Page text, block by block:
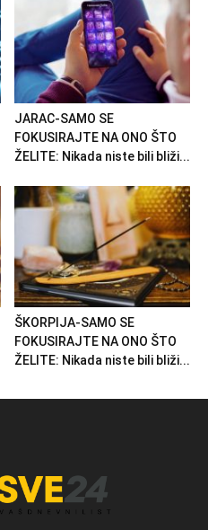
JARAC-SAMO SE
FOKUSIRAJTE NA ONO ŠTO
ŽELITE: Nikada niste bili bliži...
ŠKORPIJA-SAMO SE
FOKUSIRAJTE NA ONO ŠTO
ŽELITE: Nikada niste bili bliži...